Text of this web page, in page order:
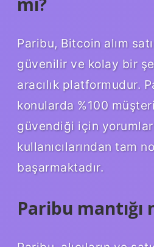
Paribu, Bitcoin alım
güvenilir ve kolay bir
aracılık platformudur.
konularda %100
güvendiği için
kullanıcılarından tam
başarmaktadır.
Paribu mantığı